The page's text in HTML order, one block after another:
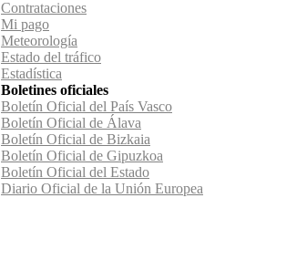
Contrataciones
Mi pago
Meteorología
Estado del tráfico
Estadística
Boletines oficiales
Boletín Oficial del País Vasco
Boletín Oficial de Álava
Boletín Oficial de Bizkaia
Boletín Oficial de Gipuzkoa
Boletín Oficial del Estado
Diario Oficial de la Unión Europea